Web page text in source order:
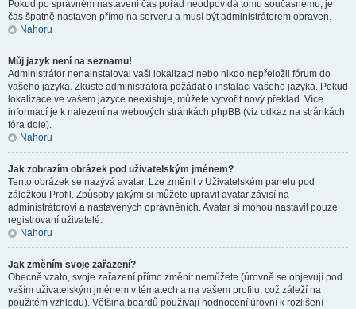
Pokud po správném nastavení čas pořád neodpovídá tomu současnému, je
čas špatně nastaven přímo na serveru a musí být administrátorem opraven.
Nahoru
Můj jazyk není na seznamu!
Administrátor nenainstaloval vaši lokalizaci nebo nikdo nepřeložil fórum do
vašeho jazyka. Zkuste administrátora požádat o instalaci vašeho jazyka. Pokud
lokalizace ve vašem jazyce neexistuje, můžete vytvořit nový překlad. Více
informací je k nalezení na webových stránkách phpBB (viz odkaz na stránkách
fóra dole).
Nahoru
Jak zobrazím obrázek pod uživatelským jménem?
Tento obrázek se nazývá avatar. Lze změnit v Uživatelském panelu pod
záložkou Profil. Způsoby jakými si můžete upravit avatar závisí na
administrátorovi a nastavených oprávněních. Avatar si mohou nastavit pouze
registrovaní uživatelé.
Nahoru
Jak změním svoje zařazení?
Obecně vzato, svoje zařazení přímo změnit nemůžete (úrovně se objevují pod
vaším uživatelským jménem v tématech a na vašem profilu, což záleží na
použitém vzhledu). Většina boardů používají hodnocení úrovní k rozlišení